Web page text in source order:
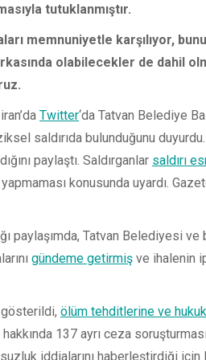
tutuklanmıştır.
memnuniyetle karşılıyor,
olabilecekler de dahil
Twitter‘da Tatvan Belediye
saldırıda bulunduğunu
paylaştı. Saldırganlar saldırı
konusunda uyardı.
paylaşımda, Tatvan Belediyesi ve
gündeme getirmiş ve ihalenin
ölüm tehditlerine ve
137 ayrı ceza
iddialarını haberleştirdiği